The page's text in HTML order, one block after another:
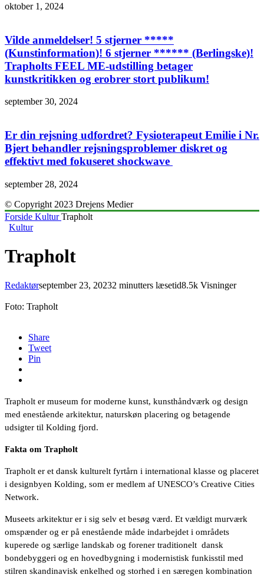
oktober 1, 2024
Vilde anmeldelser! 5 stjerner *****
(Kunstinformation)! 6 stjerner ****** (Berlingske)!
Trapholts FEEL ME-udstilling betager
kunstkritikken og erobrer stort publikum!
september 30, 2024
Er din rejsning udfordret? Fysioterapeut Emilie i Nr.
Bjert behandler rejsningsproblemer diskret og
effektivt med fokuseret shockwave
september 28, 2024
© Copyright 2023 Drejens Medier
Forside KulturTrapholt
Kultur
Trapholt
Redaktørseptember 23, 20232 minutters læsetid8.5k Visninger
Foto: Trapholt
Share
Tweet
Pin
Trapholt er museum for moderne kunst, kunsthåndværk og design
med enestående arkitektur, naturskøn placering og betagende
udsigter til Kolding fjord.
Fakta om Trapholt
Trapholt er et dansk kulturelt fyrtårn i international klasse og placeret
i designbyen Kolding, som er medlem af UNESCO’s Creative Cities
Network.
Museets arkitektur er i sig selv et besøg værd. Et vældigt murværk
omspænder og er på enestående måde indarbejdet i områdets
kuperede og særlige landskab og forener traditionelt dansk
bondebyggeri og en hovedbygning i modernistisk funkisstil med
stilren skandinavisk enkelhed og storhed i en særegen kombination